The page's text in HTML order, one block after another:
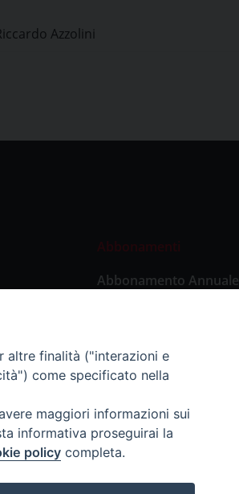
2022-2023
Azzolini
Abbonamenti
Abbonamento Annuale
Abbonamento Singola
altre finalità ("interazioni e
come specificato nella
maggiori informazioni sui
informativa proseguirai la
policy completa.